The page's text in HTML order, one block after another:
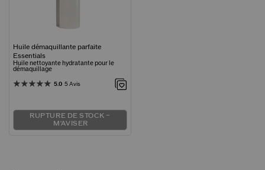
Huile démaquillante parfaite
Essentials
Huile nettoyante hydratante pour le
démaquillage
5.0 5 Avis
RUPTURE DE STOCK –
M'AVISER